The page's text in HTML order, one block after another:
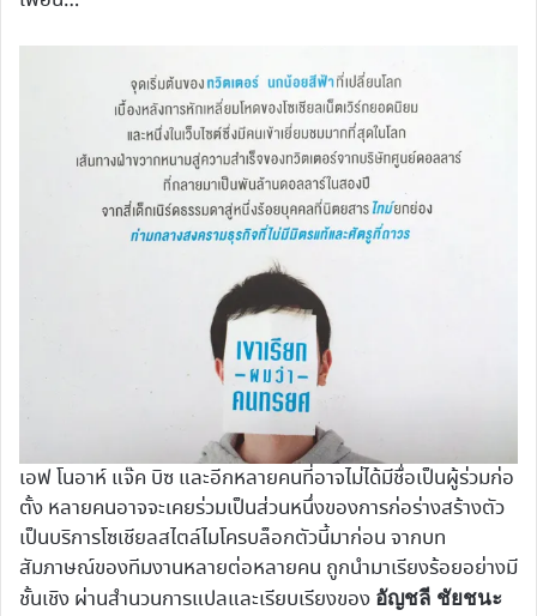
เอฟ โนอาห์ แจ๊ค บิซ และอีกหลายคนที่อาจไม่ได้มีชื่อเป็นผู้ร่วมก่อ
ตั้ง หลายคนอาจจะเคยร่วมเป็นส่วนหนึ่งของการก่อร่างสร้างตัว
เป็นบริการโซเชียลสไตล์ไมโครบล็อกตัวนี้มาก่อน จากบท
สัมภาษณ์ของทีมงานหลายต่อหลายคน ถูกนำมาเรียงร้อยอย่างมี
ชั้นเชิง ผ่านสำนวนการแปลและเรียบเรียงของ อัญชลี ชัยชนะ